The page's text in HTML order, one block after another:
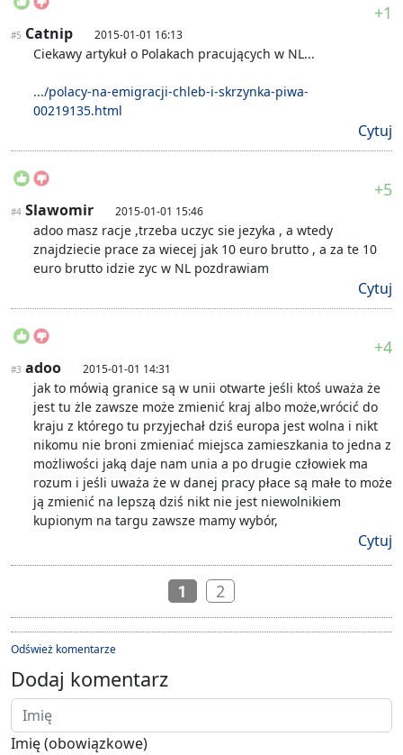
+1
#5 Catnip 2015-01-01 16:13
Ciekawy artykuł o Polakach pracujących w NL...
.../polacy-na-emigracji-chleb-i-skrzynka-piwa-
00219135.html
Cytuj
+5
#4 Slawomir 2015-01-01 15:46
adoo masz racje ,trzeba uczyc sie jezyka , a wtedy
znajdziecie prace za wiecej jak 10 euro brutto , a za te 10
euro brutto idzie zyc w NL pozdrawiam
Cytuj
+4
#3 adoo 2015-01-01 14:31
jak to mówią granice są w unii otwarte jeśli ktoś uważa że
jest tu żle zawsze może zmienić kraj albo może,wrócić do
kraju z którego tu przyjechał dziś europa jest wolna i nikt
nikomu nie broni zmieniać miejsca zamieszkania to jedna z
możliwości jaką daje nam unia a po drugie człowiek ma
rozum i jeśli uważa że w danej pracy płace są małe to może
ją zmienić na lepszą dziś nikt nie jest niewolnikiem
kupionym na targu zawsze mamy wybór,
Cytuj
1 2
Odśwież komentarze
Dodaj komentarz
Imię (obowiązkowe)